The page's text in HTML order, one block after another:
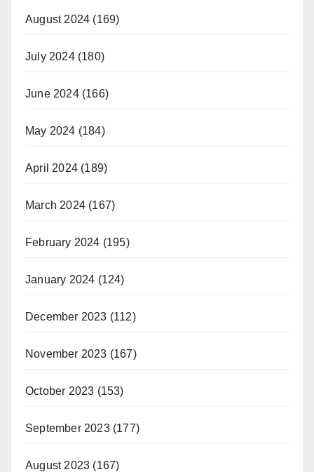
August 2024 (169)
July 2024(180)
June 2024(166)
May 2024 (184)
April 2024 (189)
March 2024 (167)
February 2024 (195)
January 2024 (124)
December 2023 (112)
November 2023 (167)
October 2023 (153)
September 2023(177)
August 2023 (167)